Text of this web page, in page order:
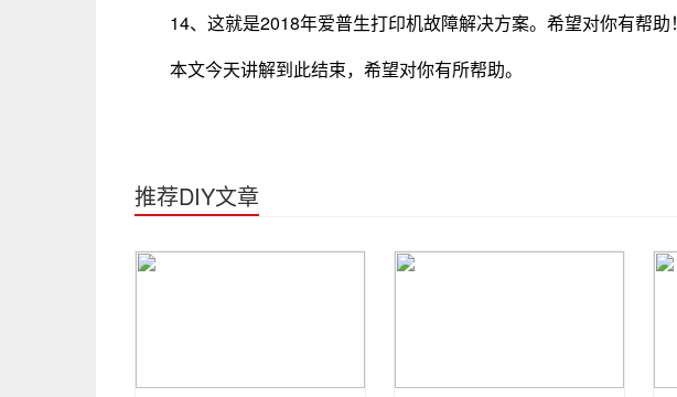
14、这就是2018年爱普生打印机故障解决方案。希望对你有帮助！
本文今天讲解到此结束，希望对你有所帮助。
推荐DIY文章